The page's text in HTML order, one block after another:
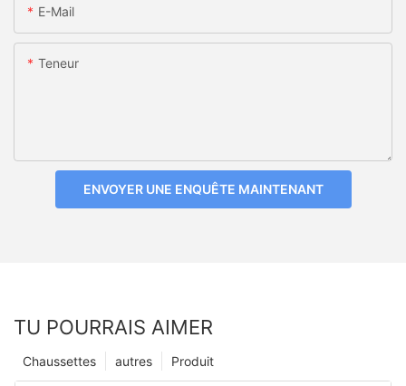
E-Mail
Teneur
ENVOYER UNE ENQUÊTE MAINTENANT
TU POURRAIS AIMER
Produit
autres
Chaussettes